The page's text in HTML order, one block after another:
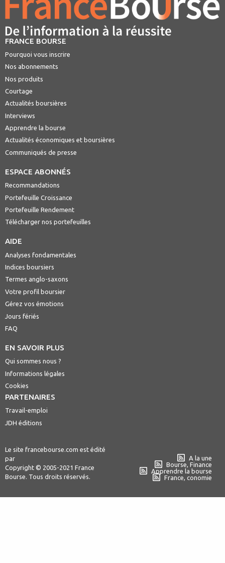
FRANCE BOURSE
Pourquoi vous inscrire
Nos abonnements
Nos produits
Courtage
Actualités boursières
Interviews
Apprendre la bourse
Actualités économiques et boursières
Communiqués de presse
ESPACE ABONNÉS
Recommandations
Portefeuille Croissance
Portefeuille Rendement
Télécharger nos portefeuilles
AIDE
Analyses fondamentales
Indices boursiers
Termes anglo-saxons
Votre profil boursier
Gérez vos émotions
Jours fériés
FAQ
EN SAVOIR PLUS
Qui sommes nous ?
Informations légales
Cookies
PARTENAIRES
Travail-emploi
JDH éditions
Le site francebourse.com est édité
par
Copyright © 2005-2021 France
Bourse. Tous droits réservés.
A la une
Bourse, Finance
Apprendre la bourse
France, conomie